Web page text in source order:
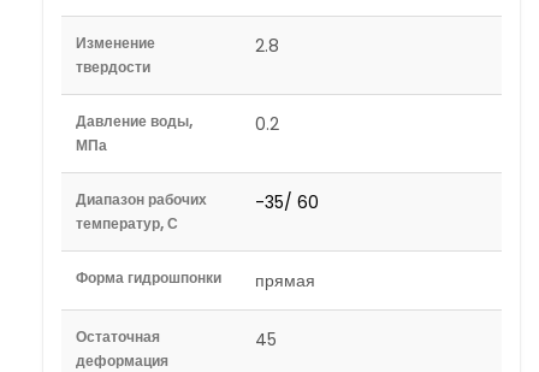
Изменение
твердости
2.8
Давление воды,
МПа
0.2
Диапазон рабочих
температур, С
-35/ 60
Форма гидрошпонки прямая
Остаточная
деформация
45